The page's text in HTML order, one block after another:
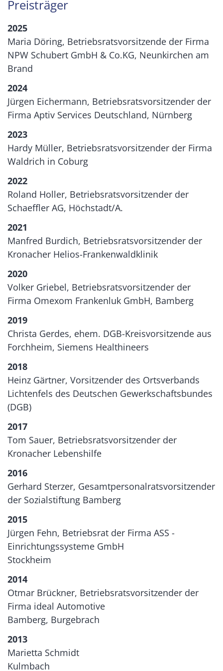
Preisträger
2025
Maria Döring, Betriebsratsvorsitzende der Firma
NPW Schubert GmbH & Co.KG, Neunkirchen am
Brand
2024
Jürgen Eichermann, Betriebsratsvorsitzender der
Firma Aptiv Services Deutschland, Nürnberg
2023
Hardy Müller, Betriebsratsvorsitzender der Firma
Waldrich in Coburg
2022
Roland Holler, Betriebsratsvorsitzender der
Schaeffler AG, Höchstadt/A.
2021
Manfred Burdich, Betriebsratsvorsitzender der
Kronacher Helios-Frankenwaldklinik
2020
Volker Griebel, Betriebsratsvorsitzender der
Firma Omexom Frankenluk GmbH, Bamberg
2019
Christa Gerdes, ehem. DGB-Kreisvorsitzende aus
Forchheim, Siemens Healthineers
2018
Heinz Gärtner, Vorsitzender des Ortsverbands
Lichtenfels des Deutschen Gewerkschaftsbundes
(DGB)
2017
Tom Sauer, Betriebsratsvorsitzender der
Kronacher Lebenshilfe
2016
Gerhard Sterzer, Gesamtpersonalratsvorsitzender
der Sozialstiftung Bamberg
2015
Jürgen Fehn, Betriebsrat der Firma ASS -
Einrichtungssysteme GmbH
Stockheim
2014
Otmar Brückner, Betriebsratsvorsitzender der
Firma ideal Automotive
Bamberg, Burgebrach
2013
Marietta Schmidt
Kulmbach